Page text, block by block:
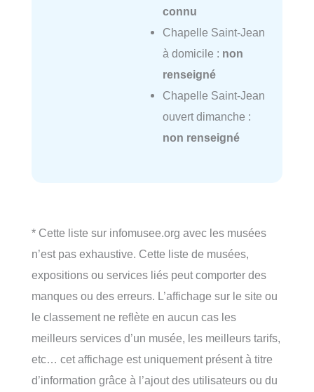
connu
Chapelle Saint-Jean
à domicile : non
renseigné
Chapelle Saint-Jean
ouvert dimanche :
non renseigné
* Cette liste sur infomusee.org avec les musées
n’est pas exhaustive. Cette liste de musées,
expositions ou services liés peut comporter des
manques ou des erreurs. L’affichage sur le site ou
le classement ne reflète en aucun cas les
meilleurs services d’un musée, les meilleurs tarifs,
etc… cet affichage est uniquement présent à titre
d’information grâce à l’ajout des utilisateurs ou du